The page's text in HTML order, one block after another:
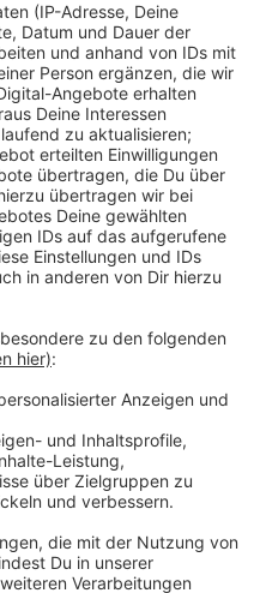
ist der
Fachbereiches Kinder,
am 27. Dezember von
Zeiten ist eine
von Polizei und
Fällen können
die Feuerwehr unter der